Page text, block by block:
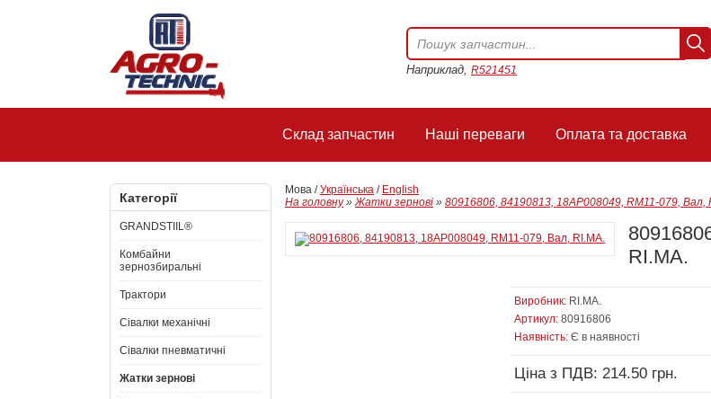
Наприклад, R521451
Склад запчастин Наші переваги Оплата та доставка
Категорії
GRANDSTIIL®
Комбайни
зернозбиральні
Трактори
Сівалки механічні
Сівалки пневматичні
Жатки зернові
Мова /Українська / English
На головну»Жатки зернові » 80916806, 84190813, 18AP008049, RM11-079, Вал,
RI.MA.
Виробник: RI.MA.
Артикул: 80916806
Наявність: Є в наявності
Ціна з ПДВ: 214.50 грн.